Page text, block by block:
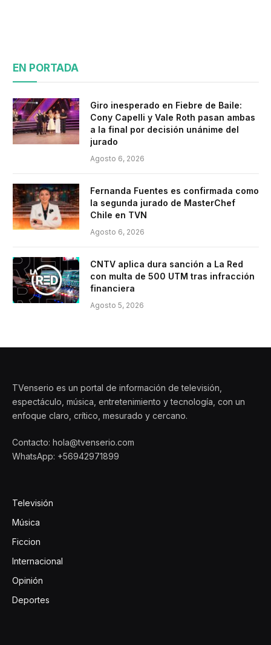
EN PORTADA
Giro inesperado en Fiebre de Baile:
Cony Capelli y Vale Roth pasan ambas
a la final por decisión unánime del
jurado
Agosto 6, 2026
Fernanda Fuentes es confirmada como
la segunda jurado de MasterChef
Chile en TVN
Agosto 6, 2026
CNTV aplica dura sanción a La Red
con multa de 500 UTM tras infracción
financiera
Agosto 5, 2026
TVenserio es un portal de información de televisión,
espectáculo, música, entretenimiento y tecnología, con un
enfoque claro, crítico, mesurado y cercano.
Contacto: hola@tvenserio.com
WhatsApp: +56942971899
Televisión
Música
Ficcion
Internacional
Opinión
Deportes